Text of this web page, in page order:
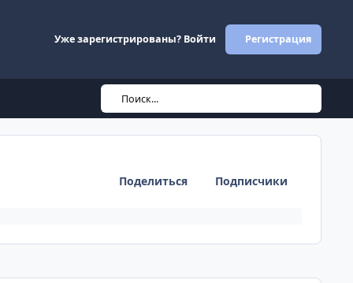
Уже зарегистрированы? Войти Регистрация
Поиск...
Поделиться Подписчики